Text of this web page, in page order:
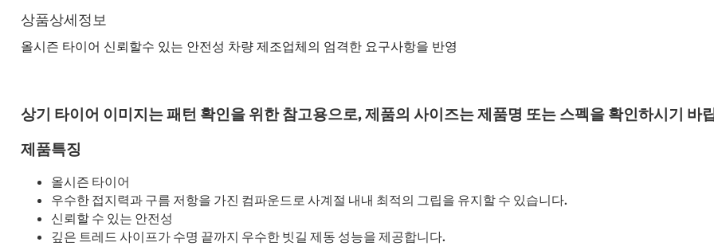
상품상세정보
올시즌 타이어 신뢰할수 있는 안전성 차량 제조업체의 엄격한 요구사항을 반영
상기 타이어 이미지는 패턴 확인을 위한 참고용으로, 제품의 사이즈는 제품명 또는 스펙을 확인하시기 바
제품특징
올시즌 타이어
우수한 접지력과 구름 저항을 가진 컴파운드로 사계절 내내 최적의 그립을 유지할 수 있습니다.
신뢰할 수 있는 안전성
깊은 트레드 사이프가 수명 끝까지 우수한 빗길 제동 성능을 제공합니다.